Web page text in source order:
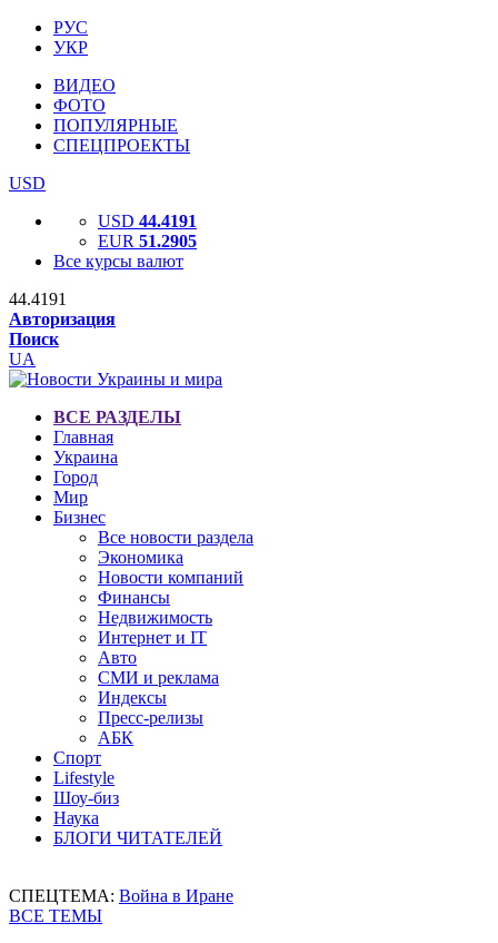
РУС
УКР
ВИДЕО
ФОТО
ПОПУЛЯРНЫЕ
СПЕЦПРОЕКТЫ
USD
USD 44.4191
EUR 51.2905
Все курсы валют
44.4191
Авторизация
Поиск
UA
ВСЕ РАЗДЕЛЫ
Главная
Украина
Город
Мир
Бизнес
Все новости раздела
Экономика
Новости компаний
Финансы
Недвижимость
Интернет и IT
Авто
СМИ и реклама
Индексы
Пресс-релизы
АБК
Спорт
Lifestyle
Шоу-биз
Наука
БЛОГИ ЧИТАТЕЛЕЙ
СПЕЦТЕМА: Война в Иране
ВСЕ ТЕМЫ